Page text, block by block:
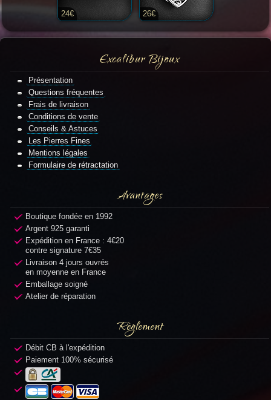
24€ 26€
Excalibur Bijoux
Présentation
Questions fréquentes
Frais de livraison
Conditions de vente
Conseils & Astuces
Les Pierres Fines
Mentions légales
Formulaire de rétractation
Avantages
Boutique fondée en 1992
Argent 925 garanti
Expédition en France : 4€20
contre signature 7€35
Livraison 4 jours ouvrés
en moyenne en France
Emballage soigné
Atelier de réparation
Règlement
Débit CB à l'expédition
Paiement 100% sécurisé